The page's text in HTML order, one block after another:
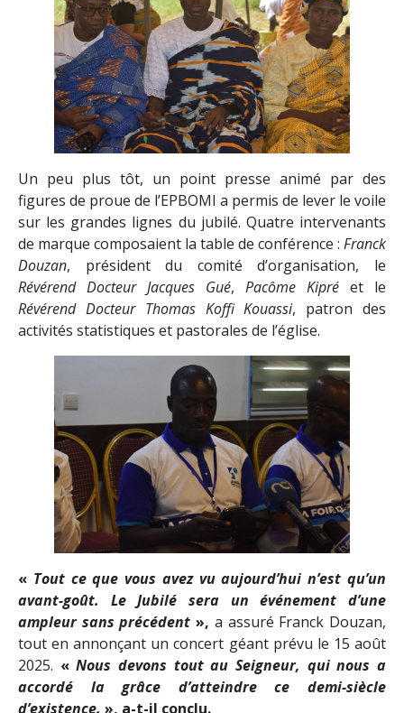
Un peu plus tôt, un point presse animé par des
figures de proue de l’EPBOMI a permis de lever le voile
sur les grandes lignes du jubilé. Quatre intervenants
de marque composaient la table de conférence : Franck
Douzan, président du comité d’organisation, le
Révérend Docteur Jacques Gué, Pacôme Kipré et le
Révérend Docteur Thomas Koffi Kouassi, patron des
activités statistiques et pastorales de l’église.
« Tout ce que vous avez vu aujourd’hui n’est qu’un
avant-goût. Le Jubilé sera un événement d’une
ampleur sans précédent », a assuré Franck Douzan,
tout en annonçant un concert géant prévu le 15 août
2025. «Nous devons tout au Seigneur, qui nous a
accordé la grâce d’atteindre ce demi-siècle
d’existence. », a-t-il conclu.